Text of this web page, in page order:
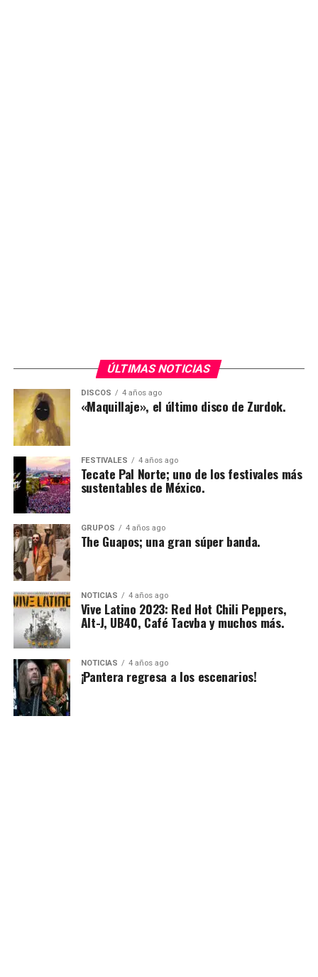
People.
Algo que volvió un sello característico de este festival,
Cómo una manera de homenajear este icónico bar, el
Tecate Pal Norte decidió incluir como parte de sus
amenidades una zona exclusiva de música norteña,
donde la cumbia, lo grupero y texano han estado
presente dentro del festival desde la edición del 2015.
ÚLTIMAS NOTICIAS
DISCOS 4 años ago
«Maquillaje», el último disco de Zurdok.
FESTIVALES 4 años ago
Tecate Pal Norte; uno de los festivales más
sustentables de México.
GRUPOS 4 años ago
The Guapos; una gran súper banda.
NOTICIAS 4 años ago
Vive Latino 2023: Red Hot Chili Peppers,
Alt-J, UB40, Café Tacvba y muchos más.
NOTICIAS 4 años ago
¡Pantera regresa a los escenarios!